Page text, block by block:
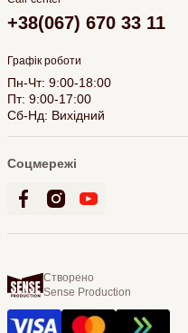
+38(067) 670 33 11
Графік роботи
Пн-Чт: 9:00-18:00
Пт: 9:00-17:00
Сб-Нд: Вихідний
Соцмережі
Створено
Sense Production